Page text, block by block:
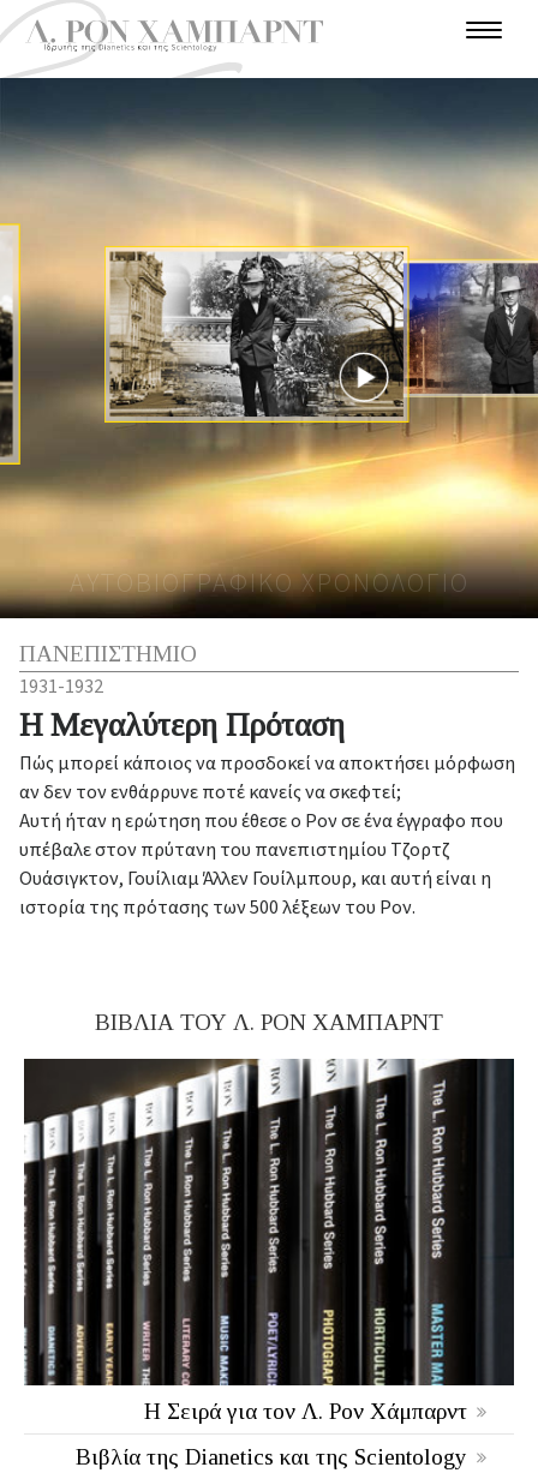
ΠΑΡΑΚΟΛΟΥΘΉΣΤΕ
Ε
Α
Γ
Ω
Γ
Η
Ν
Θ
Ρ
Ω
Π
Ι
Σ
Τ
Η
Σ
Τ
Α
Χ
Ρ
Ο
Ν
Ι
Α
Τ
Ο
Υ
Π
Ο
Λ
Μ
Ο
Υ
Σ
Υ
Γ
Γ
Ρ
Α
Φ
Ε
Α
Σ
Π
Α
Ν
Π
Ι
Σ
Τ
Η
Μ
Ι
Ο
Λ
Α
Τ
Ρ
Η
Σ
Τ
Η
Π
Ε
Ρ
Ι
Π
Ε
Τ
Α
Π
Ω
Α
Ν
Α
Τ
Ο
Λ
Η
Π
Ρ
Ω
Τ
Α
Χ
Ρ
Ο
Ν
Ι
Α
ΑΥΤΟΒΙΟΓΡΑΦΙΚΟ ΧΡΟΝΟΛΟΓΙΟ
ΠΑΝΕΠΙΣΤΗΜΙΟ
1931-1932
Η Μεγαλύτερη Πρόταση
Πώς μπορεί κάποιος να προσδοκεί να αποκτήσει μόρφωση
αν δεν τον ενθάρρυνε ποτέ κανείς να σκεφτεί;
Αυτή ήταν η ερώτηση που έθεσε ο Ρον σε ένα έγγραφο που
υπέβαλε στον πρύτανη του πανεπιστημίου Τζορτζ
Ουάσιγκτον, Γουίλιαμ Άλλεν Γουίλμπουρ, και αυτή είναι η
ιστορία της πρότασης των 500 λέξεων του Ρον.
ΒΙΒΛΙΑ ΤΟΥ Λ. ΡΟΝ ΧΑΜΠΑΡΝΤ
Η Σειρά για τον Λ. Ρον Χάμπαρντ
Βιβλία της Dianetics και της Scientology